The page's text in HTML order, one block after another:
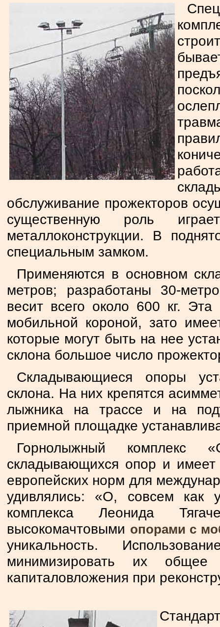
обслуживание прожекторов
существенную роль
металлоконструкции. В
специальным замком.
Применяются в основном
метров; разработаны 30-
весит всего около 600 кг.
мобильной короной, зато
которые могут быть на нее
склона большое число
Складывающиеся опоры
склона. На них крепятся
лыжника на трассе и на
приемной площадке
Горнолыжный комплекс
складывающихся опор и
европейских норм для
удивлялись: «О, совсем как
комплекса Леонида
высокомачтовыми опорами с
уникальность.
минимизировать их общее
капиталовложения при